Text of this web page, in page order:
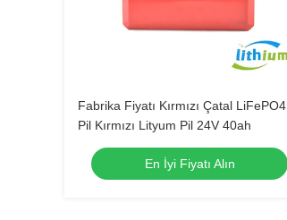
Fabrika Fiyatı Kırmızı Çatal LiFePO4
Pil Kırmızı Lityum Pil 24V 40ah
En İyi Fiyatı Alın